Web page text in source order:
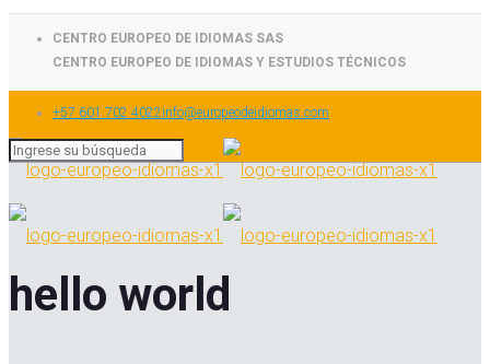
CENTRO EUROPEO DE IDIOMAS SAS
CENTRO EUROPEO DE IDIOMAS Y ESTUDIOS TÉCNICOS
+57 601 702 4022info@europeodeidiomas.com
hello world